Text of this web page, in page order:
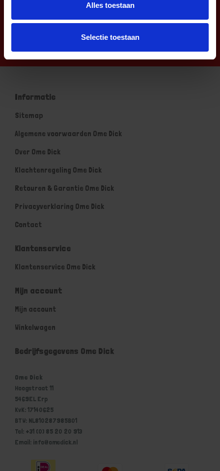
Alles toestaan
Selectie toestaan
Informatie
Sitemap
Algemene voorwaarden Ome Dick
Over Ome Dick
Klachtenregeling Ome Dick
Retouren & Garantie Ome Dick
Privacyverklaring Ome Dick
Contact
Klantenservice
Klantenservice Ome Dick
Mijn account
Mijn account
Winkelwagen
Bedrijfsgegevens Ome Dick
Ome Dick
Hoogstraat 11
5469EL Erp
KvK: 17140625
BTW: NL810287985B01
Tel: +31 (0) 85 20 20 913
Email: info@omedick.nl